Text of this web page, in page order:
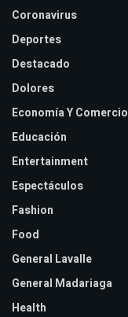
Coronavirus
Deportes
Destacado
Dolores
Economía Y Comercio
Educación
Entertainment
Espectáculos
Fashion
Food
General Lavalle
General Madariaga
Health